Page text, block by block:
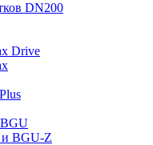
DN200
Drive
BGU-Z